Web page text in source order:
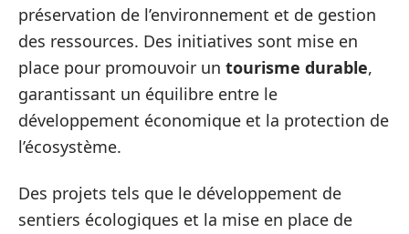
préservation de l’environnement et de gestion
des ressources. Des initiatives sont mise en
place pour promouvoir un tourisme durable,
garantissant un équilibre entre le
développement économique et la protection de
l’écosystème.
Des projets tels que le développement de
sentiers écologiques et la mise en place de